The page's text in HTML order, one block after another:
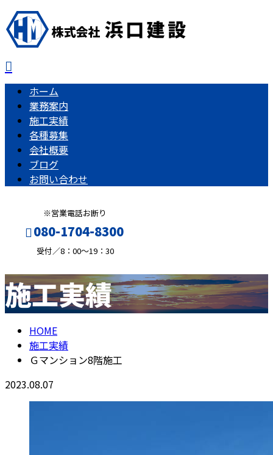
ホーム
業務案内
施工実績
各種募集
会社概要
ブログ
お問い合わせ
※営業電話お断り
080-1704-8300
受付／8：00～19：30
メールフォーム
施工実績
HOME
施工実績
Ｇマンション8階施工
2023.08.07